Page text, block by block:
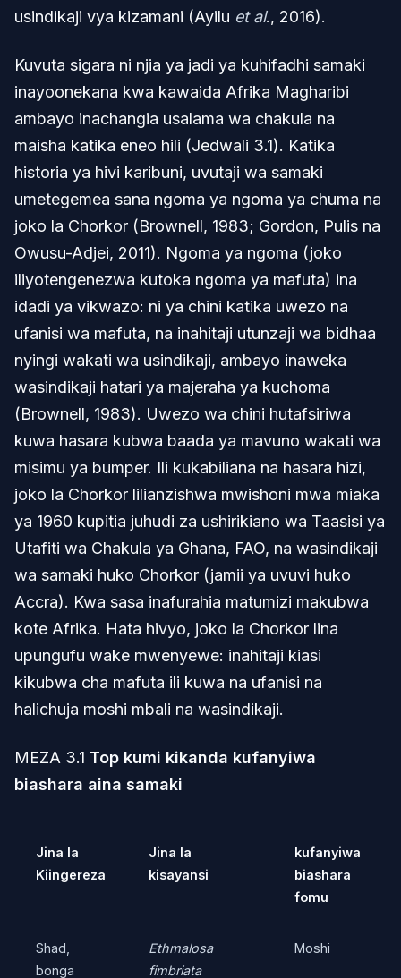
usindikaji vya kizamani (Ayilu et al., 2016).
Kuvuta sigara ni njia ya jadi ya kuhifadhi samaki
inayoonekana kwa kawaida Afrika Magharibi
ambayo inachangia usalama wa chakula na
maisha katika eneo hili (Jedwali 3.1). Katika
historia ya hivi karibuni, uvutaji wa samaki
umetegemea sana ngoma ya ngoma ya chuma na
joko la Chorkor (Brownell, 1983; Gordon, Pulis na
Owusu-Adjei, 2011). Ngoma ya ngoma (joko
iliyotengenezwa kutoka ngoma ya mafuta) ina
idadi ya vikwazo: ni ya chini katika uwezo na
ufanisi wa mafuta, na inahitaji utunzaji wa bidhaa
nyingi wakati wa usindikaji, ambayo inaweka
wasindikaji hatari ya majeraha ya kuchoma
(Brownell, 1983). Uwezo wa chini hutafsiriwa
kuwa hasara kubwa baada ya mavuno wakati wa
misimu ya bumper. Ili kukabiliana na hasara hizi,
joko la Chorkor lilianzishwa mwishoni mwa miaka
ya 1960 kupitia juhudi za ushirikiano wa Taasisi ya
Utafiti wa Chakula ya Ghana, FAO, na wasindikaji
wa samaki huko Chorkor (jamii ya uvuvi huko
Accra). Kwa sasa inafurahia matumizi makubwa
kote Afrika. Hata hivyo, joko la Chorkor lina
upungufu wake mwenyewe: inahitaji kiasi
kikubwa cha mafuta ili kuwa na ufanisi na
halichuja moshi mbali na wasindikaji.
MEZA 3.1 Top kumi kikanda kufanyiwa
biashara aina samaki
Jina la
Kiingereza
Jina la
kisayansi
kufanyiwa
biashara
fomu
Shad,
bonga
Ethmalosa
fimbriata
Moshi